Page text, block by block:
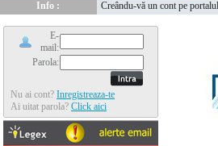
Info :
www.tntauto.ro -
E-
mail:
Parola:
Nu ai cont? Inregistreaza-te
Ai uitat parola? Click aici